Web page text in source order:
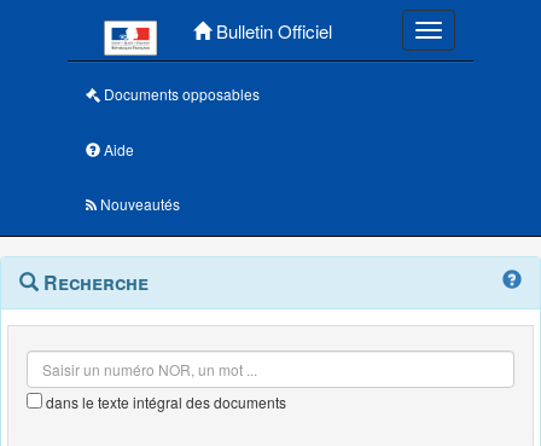
Bulletin Officiel Toggle
Documents opposables
Aide
Nouveautés
Navigation
outils
Menu
contextuel
Recherche
dans le texte intégral des documents